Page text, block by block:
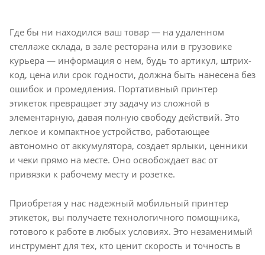
Где бы ни находился ваш товар — на удаленном
стеллаже склада, в зале ресторана или в грузовике
курьера — информация о нем, будь то артикул, штрих-
код, цена или срок годности, должна быть нанесена без
ошибок и промедления. Портативный принтер
этикеток превращает эту задачу из сложной в
элементарную, давая полную свободу действий. Это
легкое и компактное устройство, работающее
автономно от аккумулятора, создает ярлыки, ценники
и чеки прямо на месте. Оно освобождает вас от
привязки к рабочему месту и розетке.
Приобретая у нас надежный мобильный принтер
этикеток, вы получаете технологичного помощника,
готового к работе в любых условиях. Это незаменимый
инструмент для тех, кто ценит скорость и точность в